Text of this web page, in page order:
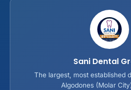
Sani Dental
The largest, most established
Algodones (Molar